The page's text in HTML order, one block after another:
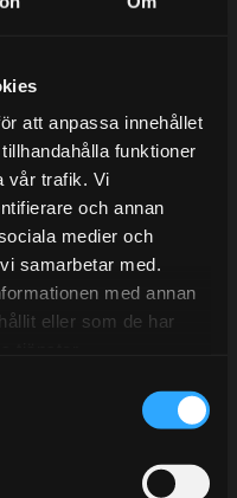
att anpassa innehållet
funktioner
vår trafik. Vi
och annan
medier och
samarbetar med.
med annan
eller som de har